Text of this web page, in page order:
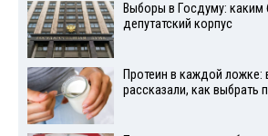
Выборы в Госдуму: каким
депутатский корпус
Протеин в каждой ложке:
рассказали, как выбрать